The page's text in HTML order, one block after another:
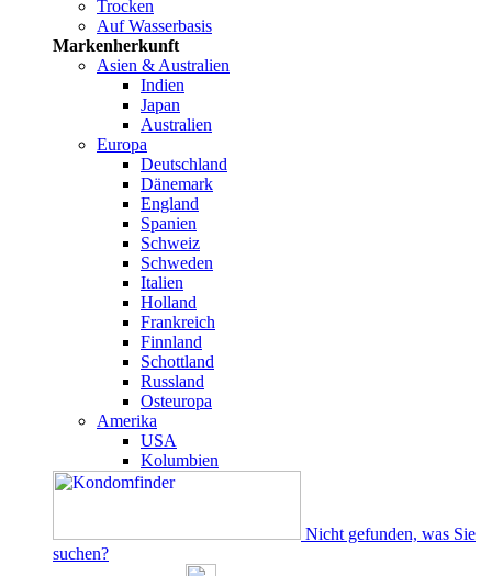
Trocken
Auf Wasserbasis
Markenherkunft
Asien & Australien
Indien
Japan
Australien
Europa
Deutschland
Dänemark
England
Spanien
Schweiz
Schweden
Italien
Holland
Frankreich
Finnland
Schottland
Russland
Osteuropa
Amerika
USA
Kolumbien
Nicht gefunden, was Sie
suchen?